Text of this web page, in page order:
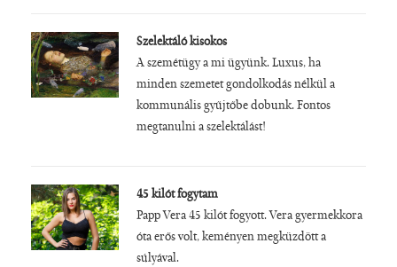
Szelektáló kisokos
A szemétügy a mi ügyünk. Luxus, ha
minden szemetet gondolkodás nélkül a
kommunális gyűjtőbe dobunk. Fontos
megtanulni a szelektálást!
45 kilót fogytam
Papp Vera 45 kilót fogyott. Vera gyermekkora
óta erős volt, keményen megküzdött a
súlyával.